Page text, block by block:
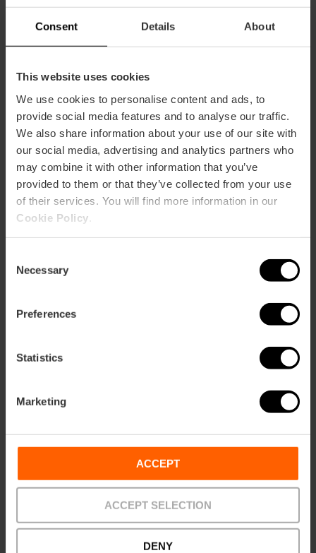
Consent Details About
This website uses cookies
We use cookies to personalise content and ads, to
provide social media features and to analyse our traffic.
We also share information about your use of our site with
our social media, advertising and analytics partners who
may combine it with other information that you’ve
provided to them or that they’ve collected from your use
of their services. You will find more information in our
Cookie Policy
Selection
Necessary
Preferences
Statistics
Marketing
ACCEPT
ACCEPT SELECTION
DENY
y Entrada al Oceanogràfic, Museo
de las Ciencias y Hemisfèric
4.9 - 921 opiniones
Desde81,25 € 73,13 €
Valencia Tourist Card de 72 horas
y Entrada al Oceanogràfic
4.9 - 510 opiniones